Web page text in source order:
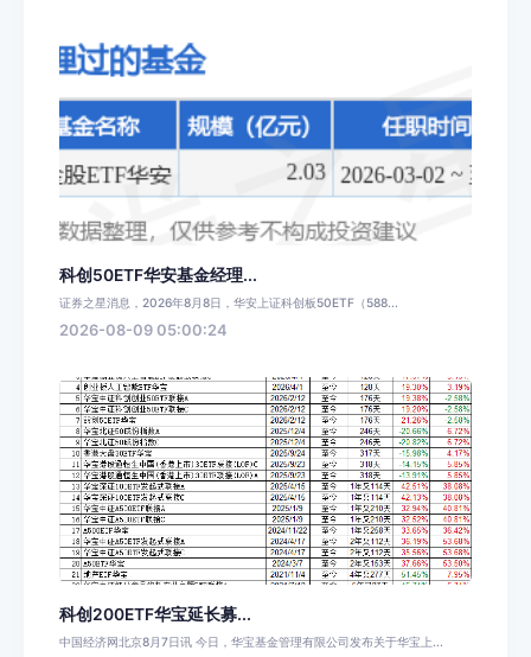
科创50ETF华安基金经理...
证券之星消息，2026年8月8日，华安上证科创板50ETF（588...
2026-08-09 05:00:24
科创200ETF华宝延长募...
中国经济网北京8月7日讯 今日，华宝基金管理有限公司发布关于华宝上...